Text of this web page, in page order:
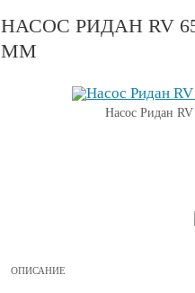
НАСОС РИДАН RV
ММ
Насос Ридан
ОПИСАНИЕ